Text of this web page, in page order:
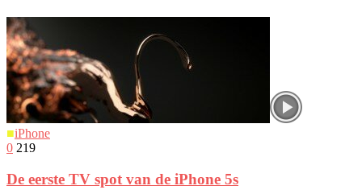
■iPhone
0 219
De eerste TV spot van de iPhone 5s